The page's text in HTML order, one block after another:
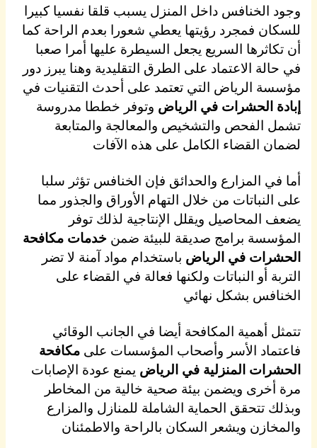
وجود الخنافس داخل المنزل يسبب قلقا نفسيا كبيرا
للسكان فمجرد رؤيتها يعطي شعورا بعدم الراحة كما
أن تكاثرها السريع يجعل السيطرة عليها أمرا صعبا
في حالة الاعتماد على الطرق التقليدية وهنا يبرز دور
مؤسسة الرياض التي تعتمد على أحدث التقنيات في
إبادة الحشرات في الرياض وتوفر خططا مدروسة
تشمل الفحص والتشخيص والمعالجة والمتابعة
لضمان القضاء الكامل على هذه الآفات
أما في المزارع والحدائق فإن الخنافس تؤثر سلبا
على النباتات من خلال التهام الأوراق والجذور مما
يضعف المحاصيل ويقلل الإنتاجية لذلك توفر
المؤسسة برامج صديقة للبيئة ضمنخدمات مكافحة
الحشرات في الرياض باستخدام مواد آمنة لا تضر
التربة أو النباتات ولكنها فعالة في القضاء على
الخنافس بشكل نهائي
تتمثل أهمية المكافحة أيضا في الجانب الوقائي
فاعتماد الأسر وأصحاب المؤسسات علىمكافحة
الحشرات المنزلية في الرياض يمنع عودة الإصابات
مرة أخرى ويضمن بيئة صحية خالية من المخاطر
وبذلك تتحقق الحماية الشاملة للمنازل والمزارع
والمخازن ويشعر السكان بالراحة والاطمئنان